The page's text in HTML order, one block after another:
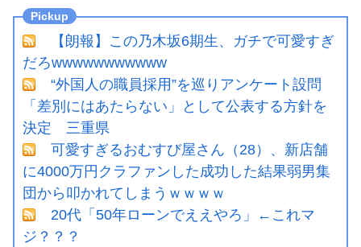
【朗報】この乃木坂6期生、ガチで可愛すぎ
だろwwwwwwwwwww
“外国人の職員採用”を巡りアンケート設問
「差別にはあたらない」として公表する方針を
決定 三重県
可愛すぎるおむすび屋さん（28）、新店舗
に4000万円クラファンした成功した結果弱男集
団から叩かれてしまうｗｗｗｗ
20代「50年ローンでええやろ」←これマ
ジ？？？